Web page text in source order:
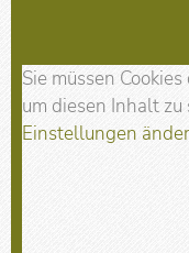
Sie müssen
um diesen Inhalt
Einstellungen